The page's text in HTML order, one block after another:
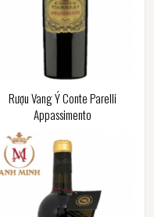
Rượu Vang Ý Conte Parelli
Appassimento